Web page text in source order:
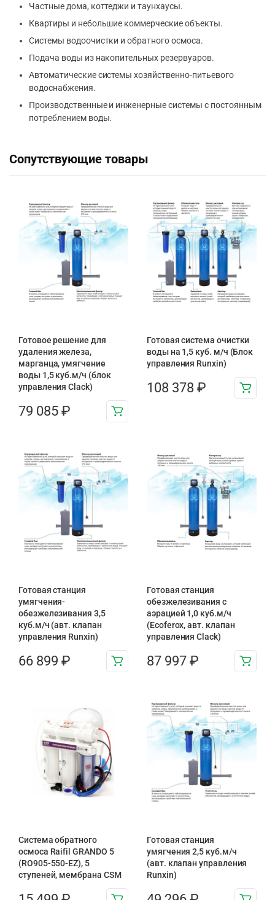
Частные дома, коттеджи и таунхаусы.
Квартиры и небольшие коммерческие объекты.
Системы водоочистки и обратного осмоса.
Подача воды из накопительных резервуаров.
Автоматические системы хозяйственно-питьевого
водоснабжения.
Производственные и инженерные системы с постоянным
потреблением воды.
Сопутствующие товары
Готовое решение для
удаления железа,
марганца, умягчение
воды 1,5 куб.м/ч (блок
управления Clack)
79 085 ₽
Готовая система очистки
воды на 1,5 куб. м/ч (Блок
управления Runxin)
108 378 ₽
Готовая станция
умягчения-
обезжелезивания 3,5
куб.м/ч (авт. клапан
управления Runxin)
66 899 ₽
Готовая станция
обезжелезивания c
аэрацией 1,0 куб.м/ч
(Ecoferox, авт. клапан
управления Clack)
87 997 ₽
Система обратного
осмоса Raifil GRANDO 5
(RO905-550-EZ), 5
ступеней, мембрана CSM
Готовая станция
умягчения 2,5 куб.м/ч
(авт. клапан управления
Runxin)